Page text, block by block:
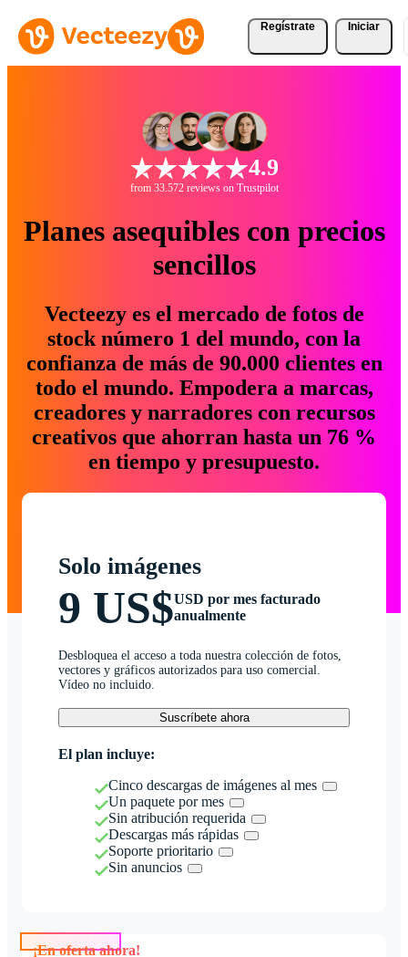
Regístrate Iniciar
4.9
from 33.572 reviews on Trustpilot
Planes asequibles con precios
sencillos
Vecteezy es el mercado de fotos de
stock número 1 del mundo, con la
confianza de más de 90.000 clientes en
todo el mundo. Empodera a marcas,
creadores y narradores con recursos
creativos que ahorran hasta un 76 %
en tiempo y presupuesto.
Solo imágenes
9 US$USD por mes facturado
anualmente
Desbloquea el acceso a toda nuestra colección de fotos,
vectores y gráficos autorizados para uso comercial.
Vídeo no incluido.
Suscríbete ahora
El plan incluye:
Cinco descargas de imágenes al mes
Un paquete por mes
Sin atribución requerida
Descargas más rápidas
Soporte prioritario
Sin anuncios